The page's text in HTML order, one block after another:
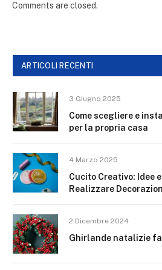
Comments are closed.
ARTICOLI RECENTI
3 Giugno 2025
Come scegliere e
per la propria casa
4 Marzo 2025
Cucito Creativo: Idee
Realizzare
2 Dicembre 2024
Ghirlande natalizie